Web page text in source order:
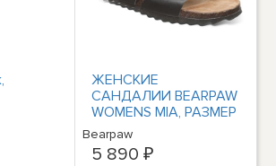
ЖЕНСКИЕ
САНДАЛИИ BEARPAW
WOMENS MIA, РАЗМЕР
8, ЧЕРНЫЕ
Bearpaw
5 890 ₽